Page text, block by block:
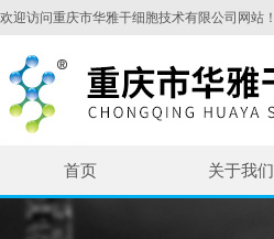
欢迎访问重庆市华雅干细胞技术有限公司网站！
首页 关于我们